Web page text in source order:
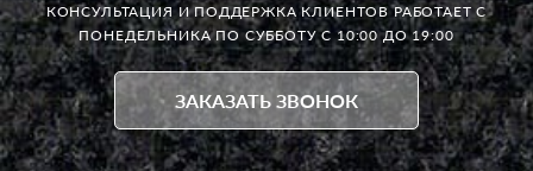
КОНСУЛЬТАЦИЯ И ПОДДЕРЖКА КЛИЕНТОВ РАБОТАЕТС
ПОНЕДЕЛЬНИКА ПО СУББОТУ С 10:00 ДО 19:00
ЗАКАЗАТЬ ЗВОНОК